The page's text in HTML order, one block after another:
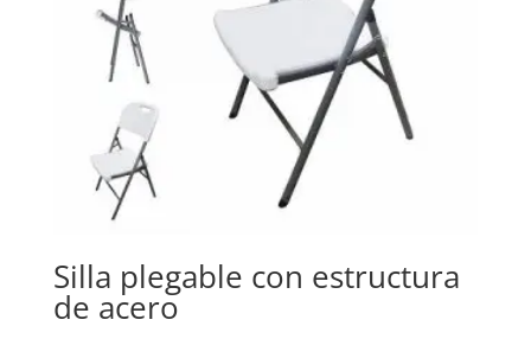
Silla plegable con estructura
de acero